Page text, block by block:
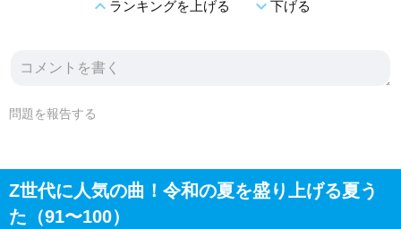
expand_lessランキングを上げる expand_more下げる
問題を報告する
Z世代に人気の曲！令和の夏を盛り上げる夏う
た（91〜100）